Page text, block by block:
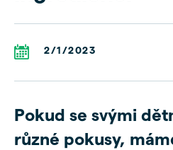
2/1/2023
Pokud se svými
různé pokusy,